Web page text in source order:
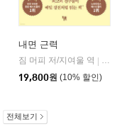
| 현대지성
내면 근력
짐 머피 저/지여울 역
윌
19,800원 (10% 할인)
전체보기